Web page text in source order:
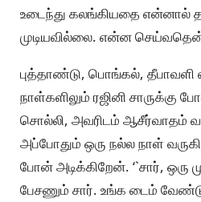
உடைந்து கலங்கியதை
முடியவில்லை. என்ன
புத்தாண்டு, பொங்கல், தீபாவளி
நாள்களிலும் ரஜினி சாருக்கு
சொல்லி, அவரிடம் ஆசீர்வாதம்
அப்போதும் ஒரு நல்ல நாள்
போன் அடிக்கிறேன். ‘`சார், ஒரு
பேசணும் சார். உங்க டைம்